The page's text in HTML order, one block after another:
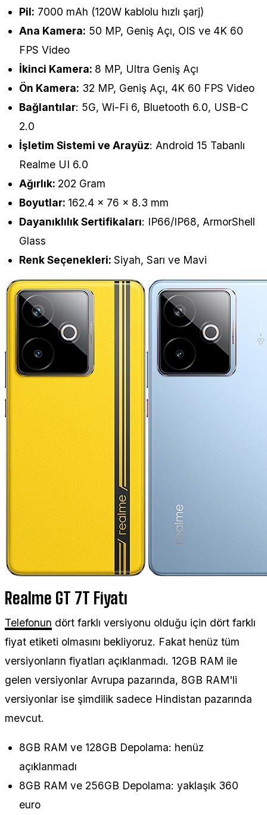
Pil: 7000 mAh (120W kablolu hızlı şarj)
Ana Kamera: 50 MP, Geniş Açı, OIS ve 4K 60
FPS Video
İkinci Kamera: 8 MP, Ultra Geniş Açı
Ön Kamera: 32 MP, Geniş Açı, 4K 60 FPS Video
Bağlantılar: 5G, Wi-Fi 6, Bluetooth 6.0, USB-C
2.0
İşletim Sistemi ve Arayüz: Android 15 Tabanlı
Realme UI 6.0
Ağırlık: 202 Gram
Boyutlar: 162.4 x 76 x 8.3 mm
Dayanıklılık Sertifikaları: IP66/IP68, ArmorShell
Glass
Renk Seçenekleri: Siyah, Sarı ve Mavi
Realme GT 7T Fiyatı
Telefonun dört farklı versiyonu olduğu için dört farklı
fiyat etiketi olmasını bekliyoruz. Fakat henüz tüm
versiyonların fiyatları açıklanmadı. 12GB RAM ile
gelen versiyonlar Avrupa pazarında, 8GB RAM'li
versiyonlar ise şimdilik sadece Hindistan pazarında
mevcut.
8GB RAM ve 128GB Depolama: henüz
açıklanmadı
8GB RAM ve 256GB Depolama: yaklaşık 360
euro